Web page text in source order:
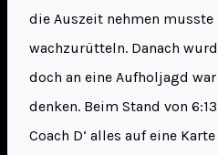
die Auszeit nehmen musste
wachzurütteln. Danach
doch an eine Aufholjagd
denken. Beim Stand von
Coach D‘ alles auf eine